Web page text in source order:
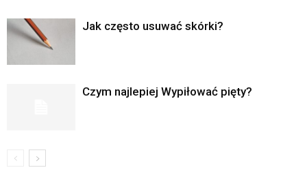
Jak często usuwać skórki?
Czym najlepiej Wypiłować pięty?